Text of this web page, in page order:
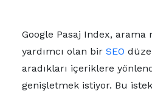
Google Pasaj Index, arama
yardımcı olan bir SEO
aradıkları içeriklere
genişletmek istiyor. Bu